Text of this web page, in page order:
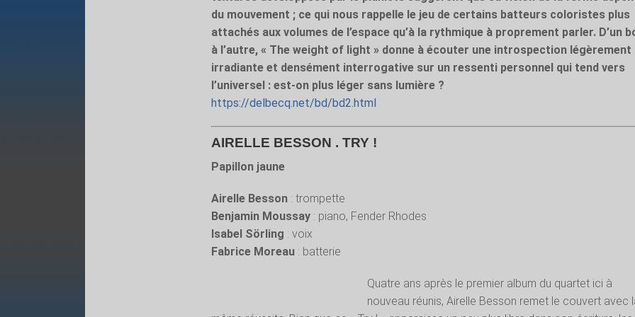
du mouvement ; ce qui nous rappelle le jeu de certains batteurs coloristes plus
attachés aux volumes de l’espace qu’à la rythmique à proprement parler. D’un
à l’autre, « The weight of light » donne à écouter une introspection légèrement
irradiante et densément interrogative sur un ressenti personnel qui tend vers
l’universel : est-on plus léger sans lumière ?
https://delbecq.net/bd/bd2.html
AIRELLE BESSON . TRY !
Papillon jaune
Airelle Besson : trompette
Benjamin Moussay : piano, Fender Rhodes
Isabel Sörling : voix
Fabrice Moreau : batterie
Quatre ans après le premier album du quartet ici à
nouveau réunis, Airelle Besson remet le couvert avec